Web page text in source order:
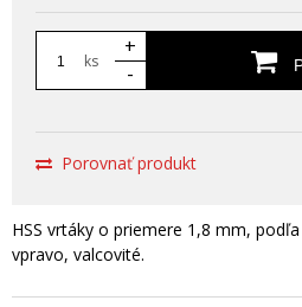
ks
+
-
Porovnať produkt
HSS vrtáky o priemere 1,8 mm,
vpravo, valcovité.